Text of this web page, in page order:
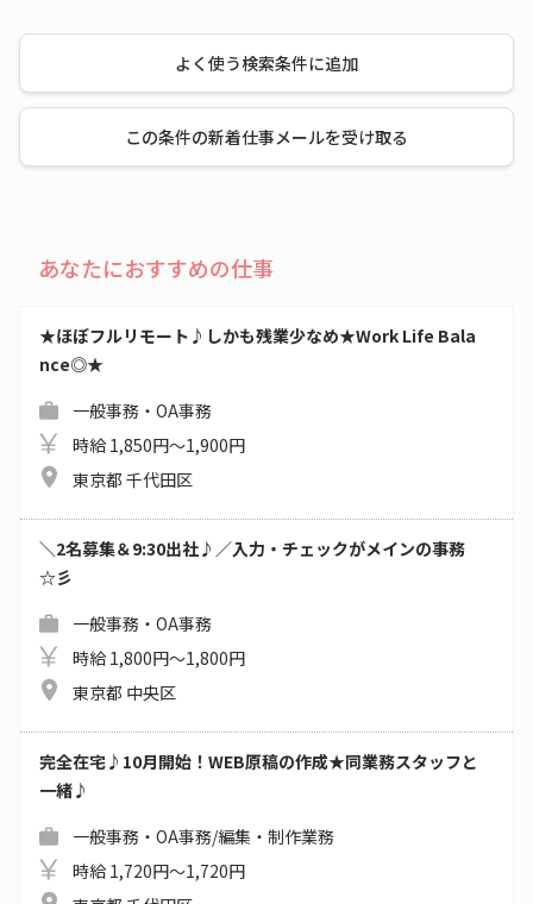
よく使う検索条件に追加
この条件の新着仕事メールを受け取る
あなたにおすすめの仕事
★ほぼフルリモート♪しかも残業少なめ★Work Life Bala
nce◎★
一般事務・OA事務
時給 1,850円～1,900円
東京都 千代田区
＼2名募集＆9:30出社♪／入力・チェックがメインの事務
☆彡
一般事務・OA事務
時給 1,800円～1,800円
東京都 中央区
完全在宅♪10月開始！WEB原稿の作成★同業務スタッフと
一緒♪
一般事務・OA事務/編集・制作業務
時給 1,720円～1,720円